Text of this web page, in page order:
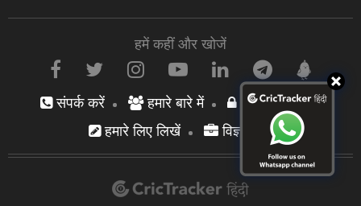
हमें कहीं और खोजें
संपर्क करें हमारे बारे में
निजता नीति
हमारे लिए लिखें
विज्ञापन दें